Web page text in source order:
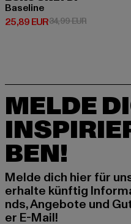
Baseline
25,89 EUR
Derzeitiger Preis: 25,89 EUR
34,99 EUR
MELDE
BEN!
Melde dich hier für
erhalte künftig
nds, Angebote und
er E-Mail!